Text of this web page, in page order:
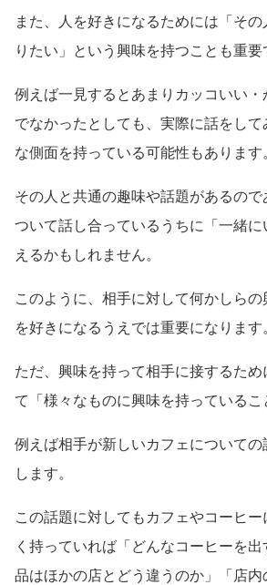
また、人を好きになるためには「そ
りたい」という興味を持つことも重要
例えば一見するとあまりカッコいい・
でなかったとしても、実際に話をし
な側面を持っている可能性もあります
その人と共通の趣味や話題があるの
ついて話し合っているうちに「一緒
えるかもしれません。
このように、相手に対して何かしらの
を好きになるうえでは重要になります
ただ、興味を持って相手に接するた
て「様々なものに興味を持っているこ
例えば相手が新しいカフェについての
します。
この話題に対してもカフェやコーヒ
く持っていれば「どんなコーヒーを
品はほかの店とどう違うのか」「店内